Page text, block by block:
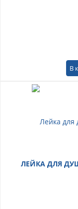
В
ЛЕЙКА ДЛЯ